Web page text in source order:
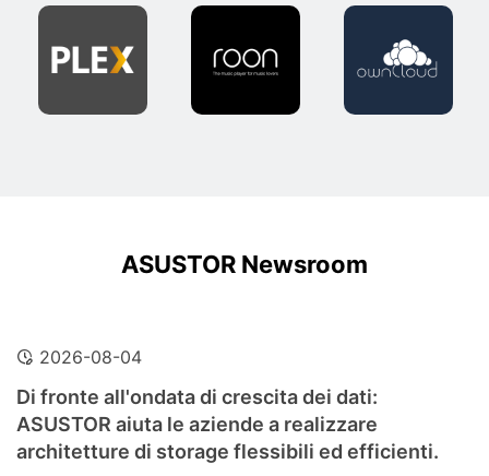
ASUSTOR Newsroom
2026-08-04
Di fronte all'ondata di crescita dei dati:
ASUSTOR aiuta le aziende a realizzare
architetture di storage flessibili ed efficienti.